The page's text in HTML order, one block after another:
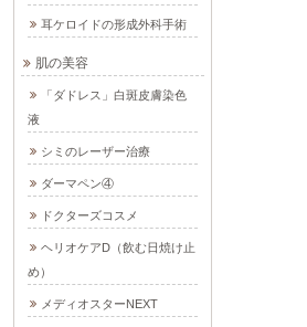
耳ケロイドの形成外科手術
肌の美容
「ダドレス」白斑皮膚染色
液
シミのレーザー治療
ダーマペン④
ドクターズコスメ
ヘリオケアD（飲む日焼け止
め）
メディオスターNEXT